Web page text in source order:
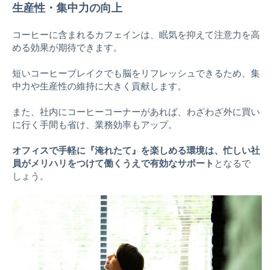
生産性・集中力の向上
コーヒーに含まれるカフェインは、眠気を抑えて注意力を高
める効果が期待できます。
短いコーヒーブレイクでも脳をリフレッシュできるため、集
中力や生産性の維持に大きく貢献します。
また、社内にコーヒーコーナーがあれば、わざわざ外に買い
に行く手間も省け、業務効率もアップ。
オフィスで手軽に『淹れたて』を楽しめる環境は、忙しい社
員がメリハリをつけて働くうえで有効なサポート となるで
しょう。